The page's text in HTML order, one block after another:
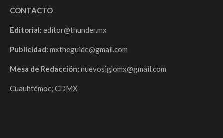
CONTACTO
Editorial: editor@thunder.mx
Publicidad: mxtheguide@gmail.com
Mesa de Redacción: nuevosiglomx@gmail.com
Cuauhtémoc; CDMX